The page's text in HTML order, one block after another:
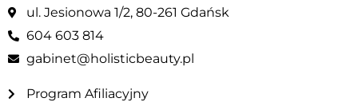
ul. Jesionowa 1/2, 80-261 Gdańsk
604 603 814
gabinet@holisticbeauty.pl
Program Afiliacyjny